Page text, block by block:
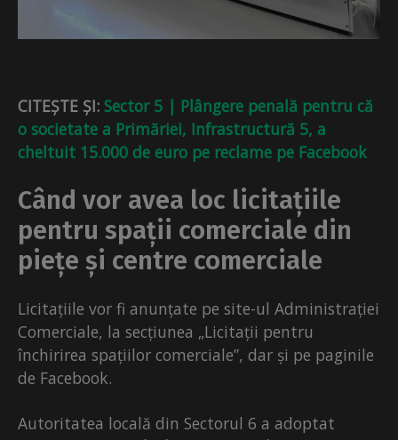
CITEȘTE ȘI: Sector 5 | Plângere penală pentru că
o societate a Primăriei, Infrastructură 5, a
cheltuit 15.000 de euro pe reclame pe Facebook
Când vor avea loc licitațiile
pentru spații comerciale din
piețe și centre comerciale
Licitațiile vor fi anunțate pe site-ul Administrației
Comerciale, la secțiunea „Licitații pentru
închirirea spațiilor comerciale”, dar și pe paginile
de Facebook.
Autoritatea locală din Sectorul 6 a adoptat